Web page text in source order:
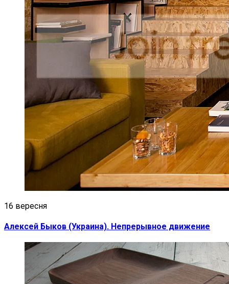
16 вересня
Алексей Быков (Украина). Непрерывное движение